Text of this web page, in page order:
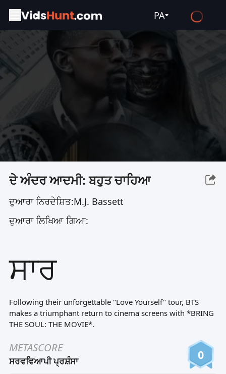
PA
Español
Français
Deutsch
हिन्दी
ਪੰਜਾਬੀ
ਦੇ ਅੰਦਰ ਆਦਮੀ: ਬਹੁਤ ਚਾਹਿਆ
ਦੁਆਰਾ ਨਿਰਦੇਸ਼ਿਤ:M.J. Bassett
ਦੁਆਰਾ ਲਿਖਿਆ ਗਿਆ:
ਸਾਰ
Following their unforgettable "Love Yourself" tour, BTS
makes a triumphant return to cinema screens with *BRING
THE SOUL: THE MOVIE*.
METASCORE
ਸਰਵਵਿਆਪੀ ਪ੍ਰਸ਼ੰਸਾ 0